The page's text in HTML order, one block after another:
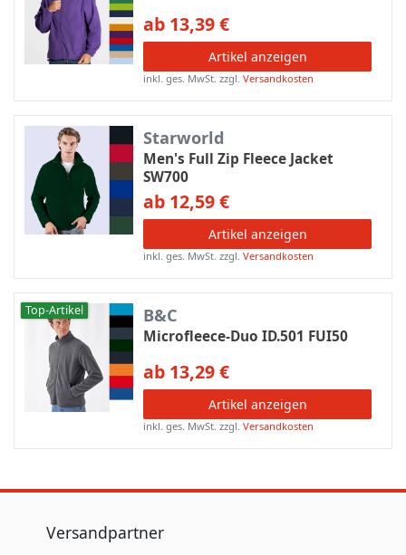
ab 13,39 €
Artikel anzeigen
inkl. ges. MwSt. zzgl.Versandkosten
Starworld
Men's Full Zip Fleece Jacket
SW700
ab 12,59 €
Artikel anzeigen
inkl. ges. MwSt. zzgl.Versandkosten
Top-Artikel B&C
Microfleece-Duo ID.501 FUI50
ab 13,29 €
Artikel anzeigen
inkl. ges. MwSt. zzgl.Versandkosten
Versandpartner